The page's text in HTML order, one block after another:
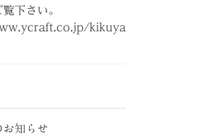
下さい。
kikuya
お知らせ